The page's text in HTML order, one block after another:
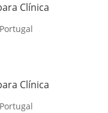
Clínica
Clínica